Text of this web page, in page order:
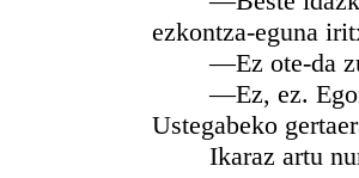
ezkontza-eguna
—Ez ote-da
—Ez, ez. Egon
Ustegabeko
Ikaraz artu nun